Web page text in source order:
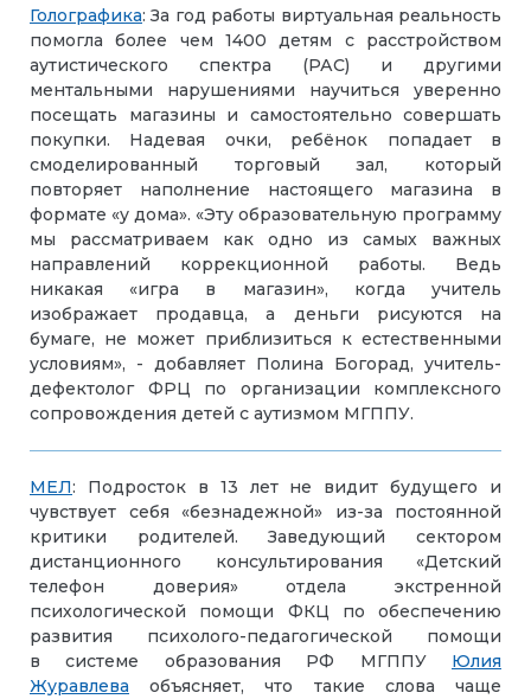
Голографика: За год работы виртуальная реальность
помогла более чем 1400 детям с расстройством
аутистического спектра (РАС) и другими
ментальными нарушениями научиться уверенно
посещать магазины и самостоятельно совершать
покупки. Надевая очки, ребёнок попадает в
смоделированный торговый зал, который
повторяет наполнение настоящего магазина в
формате «у дома». «Эту образовательную программу
мы рассматриваем как одно из самых важных
направлений коррекционной работы. Ведь
никакая «игра в магазин», когда учитель
изображает продавца, а деньги рисуются на
бумаге, не может приблизиться к естественными
условиям», - добавляет Полина Богорад, учитель-
дефектолог ФРЦ по организации комплексного
сопровождения детей с аутизмом МГППУ.
МЕЛ: Подросток в 13 лет не видит будущего и
чувствует себя «безнадежной» из-за постоянной
критики родителей. Заведующий сектором
дистанционного консультирования «Детский
телефон доверия» отдела экстренной
психологической помощи ФКЦ по обеспечению
развития психолого-педагогической помощи
в системе образования РФ МГППУ Юлия
Журавлева объясняет, что такие слова чаще